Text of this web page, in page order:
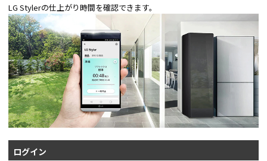
LG Stylerの仕上がり時間を確認できます。
ログイン